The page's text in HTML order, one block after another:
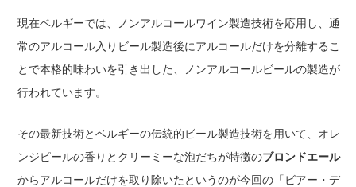
現在ベルギーでは、ノンアルコールワイン製造技術を応用し、通
常のアルコール入りビール製造後にアルコールだけを分離するこ
とで本格的味わいを引き出した、ノンアルコールビールの製造が
行われています。
その最新技術とベルギーの伝統的ビール製造技術を用いて、オレ
ンジピールの香りとクリーミーな泡だちが特徴のブロンドエール
からアルコールだけを取り除いたというのが今回の「ビアー・デ